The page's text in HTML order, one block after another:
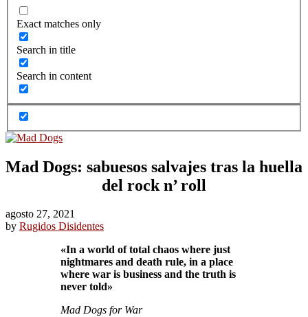
Exact matches only
Search in title
Search in content
Mad Dogs: sabuesos salvajes tras la huella
del rock n’ roll
agosto 27, 2021
by Rugidos Disidentes
«In a world of total chaos where just
nightmares and death rule, in a place
where war is business and the truth is
never told»
Mad Dogs for War